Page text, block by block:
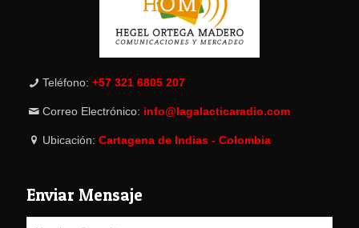
Teléfono: +57 321 6805 207
Correo Electrónico: info@lagalacticaradio.com
Ubicación: Cartagena de Indias - Colombia
Enviar Mensaje